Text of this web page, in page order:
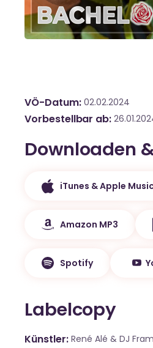
VÖ-Datum 02.02.2024
Vorbestellbar ab
Downloaden
iTunes & Apple
Amazon MP3
Spotify
Labelcopy
Künstler René Alé & DJ